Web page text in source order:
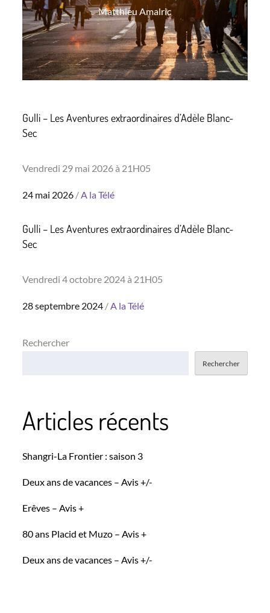
Matthieu Amalric
Gulli – Les Aventures extraordinaires d’Adèle Blanc-
Sec
Vendredi 29 mai 2026 à 21H05
Posted
24 mai 2026 A la Télé
Gulli – Les Aventures extraordinaires d’Adèle Blanc-
Sec
Vendredi 4 octobre 2024 à 21H05
Posted
28 septembre 2024 A la Télé
Rechercher
Rechercher
Articles récents
Shangri-La Frontier : saison 3
Deux ans de vacances – Avis +/-
Erêves – Avis +
80 ans Placid et Muzo – Avis +
Deux ans de vacances – Avis +/-